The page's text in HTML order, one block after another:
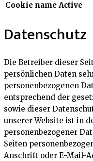
Cookie name Active
Datenschutz
Die Betreiber dieser
persönlichen Daten
personenbezogenen
entsprechend der
sowie dieser
unserer Website ist in
personenbezogener
Seiten
Anschrift oder E-Mail-